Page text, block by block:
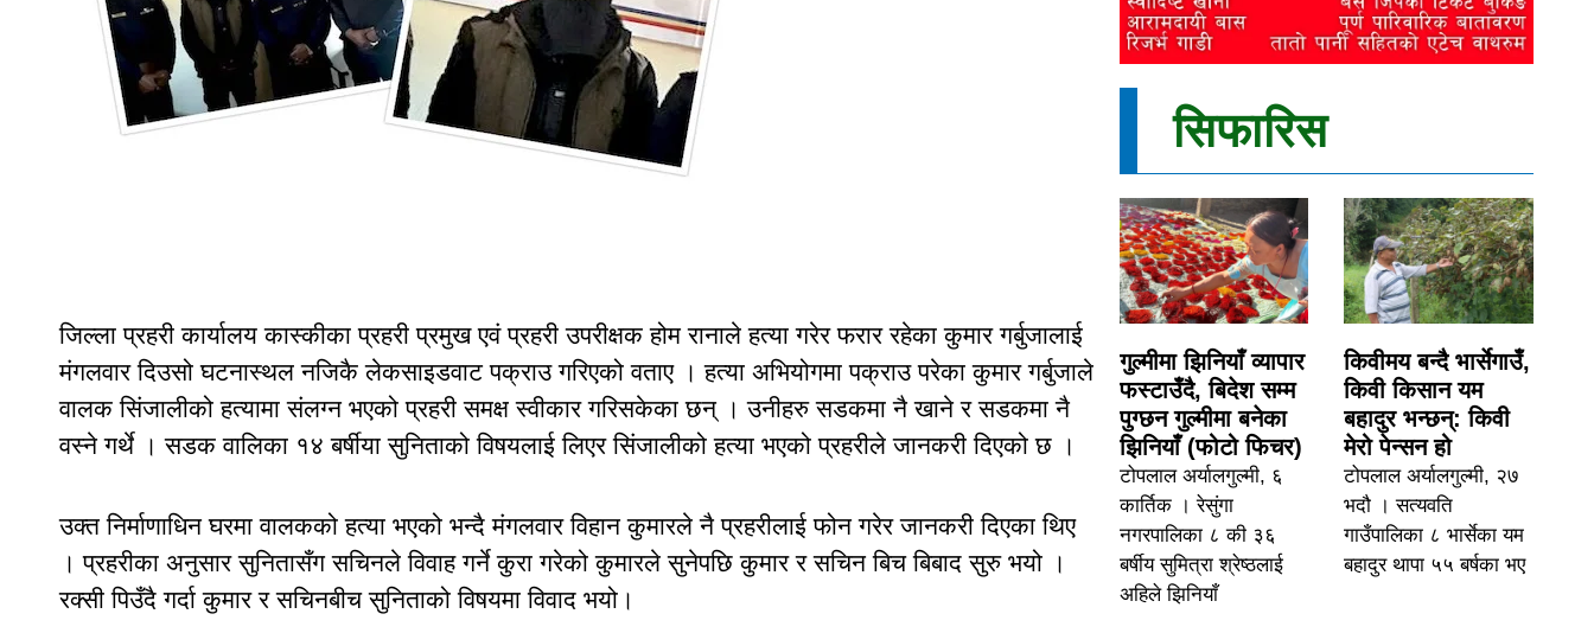
जिल्ला प्रहरी कार्यालय कास्कीका प्रहरी प्रमुख एवं प्रहरी उपरीक्षक होम रानाले हत्या गरेर फरार रहेका कुमार गर्बुजालाई
मंगलवार दिउसो घटनास्थल नजिकै लेकसाइडवाट पक्राउ गरिएको वताए । हत्या अभियोगमा पक्राउ परेका कुमार गर्बुजाले
वालक सिंजालीको हत्यामा संलग्न भएको प्रहरी समक्ष स्वीकार गरिसकेका छन् । उनीहरु सडकमा नै खाने र सडकमा नै
वस्ने गर्थे । सडक वालिका १४ बर्षीया सुनिताको विषयलाई लिएर सिंजालीको हत्या भएको प्रहरीले जानकरी दिएको छ ।
उक्त निर्माणाधिन घरमा वालकको हत्या भएको भन्दै मंगलवार विहान कुमारले नै प्रहरीलाई फोन गरेर जानकरी दिएका थिए
। प्रहरीका अनुसार सुनितासँग सचिनले विवाह गर्ने कुरा गरेको कुमारले सुनेपछि कुमार र सचिन बिच बिबाद सुरु भयो ।
रक्सी पिउँदै गर्दा कुमार र सचिनबीच सुनिताको विषयमा विवाद भयो।
सिफारिस
गुल्मीमा झिनियाँ व्यापार
फस्टाउँदै, बिदेश सम्म
पुग्छन गुल्मीमा बनेका
झिनियाँ (फोटो फिचर)
टोपलाल अर्यालगुल्मी, ६
कार्तिक । रेसुंगा
नगरपालिका ८ की ३६
बर्षीय सुमित्रा श्रेष्ठलाई
अहिले झिनियाँ
किवीमय बन्दै भार्सेगाउँ,
किवी किसान यम
बहादुर भन्छन्: किवी
मेरो पेन्सन हो
टोपलाल अर्यालगुल्मी, २७
भदौ । सत्यवति
गाउँपालिका ८ भार्सेका यम
बहादुर थापा ५५ बर्षका भए